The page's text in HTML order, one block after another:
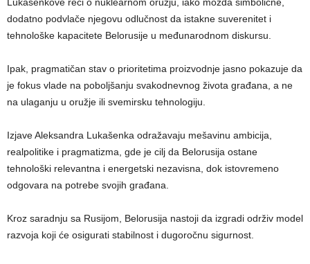
dodatno podvlače njegovu odlučnost da istakne suverenitet i
tehnološke kapacitete Belorusije u međunarodnom diskursu.
Ipak, pragmatičan stav o prioritetima proizvodnje jasno pokazuje da
je fokus vlade na poboljšanju svakodnevnog života građana, a ne
na ulaganju u oružje ili svemirsku tehnologiju.
Izjave Aleksandra Lukašenka odražavaju mešavinu ambicija,
realpolitike i pragmatizma, gde je cilj da Belorusija ostane
tehnološki relevantna i energetski nezavisna, dok istovremeno
odgovara na potrebe svojih građana.
Kroz saradnju sa Rusijom, Belorusija nastoji da izgradi održiv model
razvoja koji će osigurati stabilnost i dugoročnu sigurnost.